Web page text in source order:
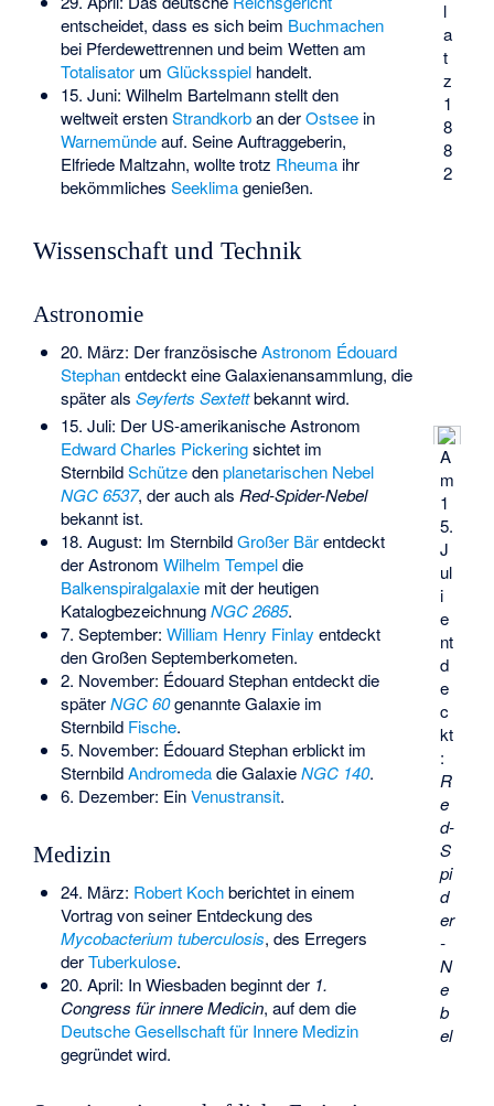
l
a
t
z
1
8
8
2
entscheidet, dass es sich beim Buchmachen
bei Pferdewettrennen und beim Wetten am
Totalisatorum Glücksspielhandelt.
15. Juni: Wilhelm Bartelmannstellt den
weltweit erstenStrandkorban derOstseein
Warnemündeauf. Seine Auftraggeberin,
Elfriede Maltzahn, wollte trotz Rheumaihr
bekömmliches Seeklimagenießen.
Wissenschaft und Technik
Astronomie
20. März: Der französischeAstronom Édouard
Stephanentdeckt eine Galaxienansammlung, die
später als Seyferts Sextettbekannt wird.
A
m
1
5.
J
ul
i
e
nt
d
e
c
kt
:
R
e
d-
S
pi
d
er
-
N
e
b
el
15. Juli: Der US-amerikanische Astronom
Edward Charles Pickeringsichtet im
SternbildSchützedenplanetarischen Nebel
NGC 6537, der auch als Red-Spider-Nebel
bekannt ist.
18. August: Im SternbildGroßer Bärentdeckt
der Astronom Wilhelm Tempeldie
Balkenspiralgalaxiemit der heutigen
KatalogbezeichnungNGC 2685.
7. September: William Henry Finlay entdeckt
denGroßen Septemberkometen.
2. November: Édouard Stephan entdeckt die
späterNGC 60genannte Galaxie im
Sternbild Fische.
5. November: Édouard Stephan erblickt im
SternbildAndromedadie GalaxieNGC 140.
6. Dezember: EinVenustransit.
Medizin
24. März: Robert Kochberichtet in einem
Vortrag von seiner Entdeckung des
Mycobacterium tuberculosis, des Erregers
derTuberkulose.
20. April: In Wiesbaden beginnt der 1.
Congress für innere Medicin, auf dem die
Deutsche Gesellschaft für Innere Medizin
gegründet wird.